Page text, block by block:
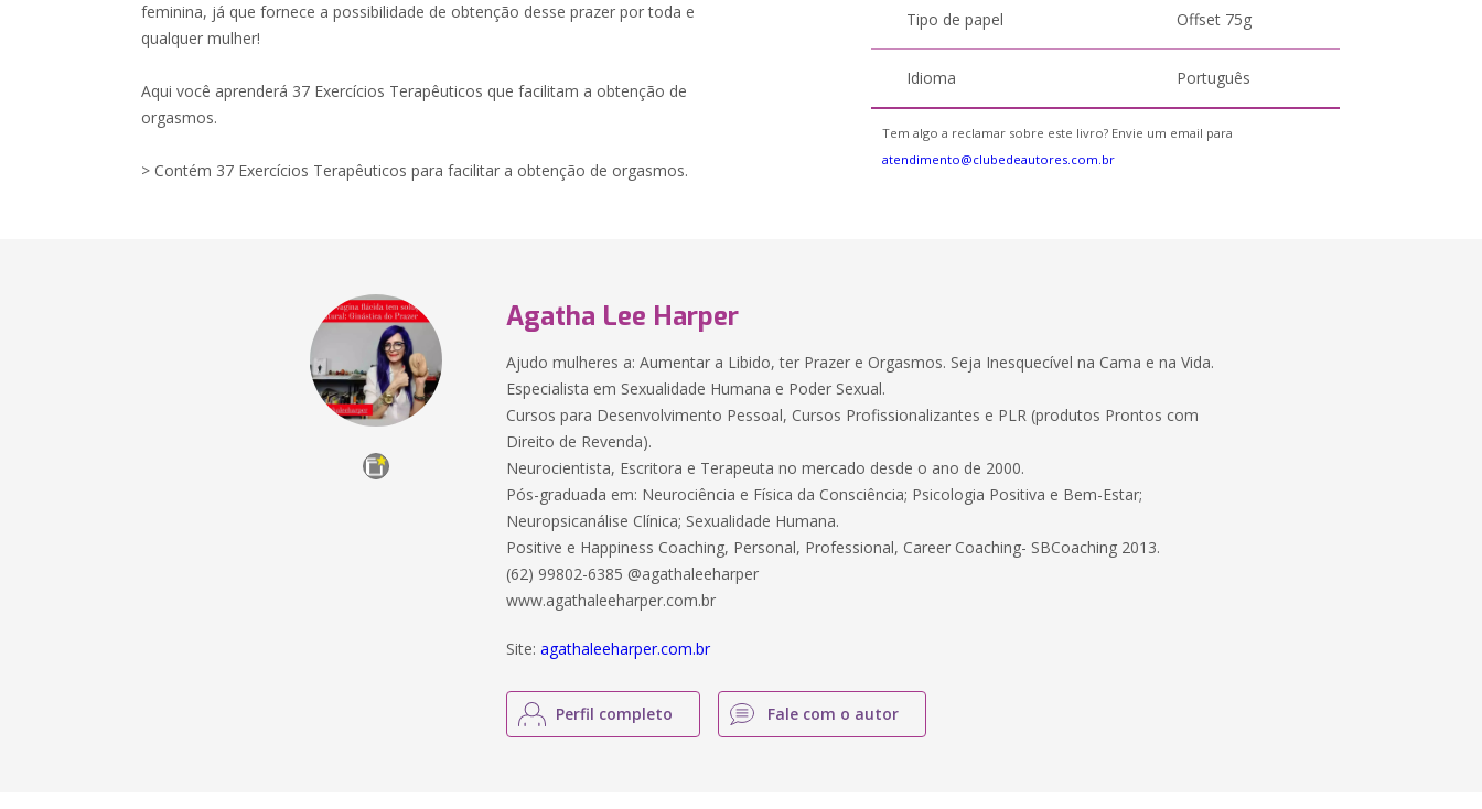
feminina, já que fornece a possibilidade de obtenção desse prazer por toda e
qualquer mulher!
Aqui você aprenderá 37 Exercícios Terapêuticos que facilitam a obtenção de
orgasmos.
> Contém 37 Exercícios Terapêuticos para facilitar a obtenção de orgasmos.
Tipo de papel Offset 75g
Idioma Português
Tem algo a reclamar sobre este livro? Envie um email para
atendimento@clubedeautores.com.br
Agatha Lee Harper
Ajudo mulheres a: Aumentar a Libido, ter Prazer e Orgasmos. Seja Inesquecível na Cama e na Vida.
Especialista em Sexualidade Humana e Poder Sexual.
Cursos para Desenvolvimento Pessoal, Cursos Profissionalizantes e PLR (produtos Prontos com
Direito de Revenda).
Neurocientista, Escritora e Terapeuta no mercado desde o ano de 2000.
Pós-graduada em: Neurociência e Física da Consciência; Psicologia Positiva e Bem-Estar;
Neuropsicanálise Clínica; Sexualidade Humana.
Positive e Happiness Coaching, Personal, Professional, Career Coaching- SBCoaching 2013.
(62) 99802-6385 @agathaleeharper
www.agathaleeharper​.com.br
Site:agathaleeharper.com.br
Perfil completo Fale com o autor